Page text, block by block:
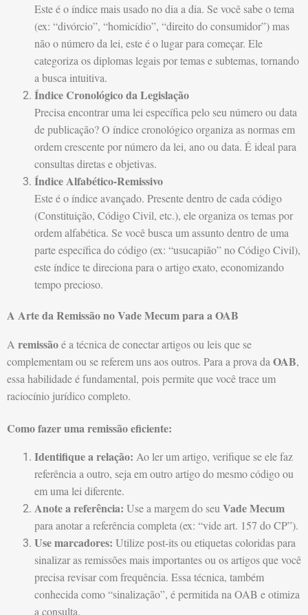
Este é o índice mais usado no dia a dia. Se você sabe o tema
(ex: “divórcio”, “homicídio”, “direito do consumidor”) mas
não o número da lei, este é o lugar para começar. Ele
categoriza os diplomas legais por temas e subtemas, tornando
a busca intuitiva.
Índice Cronológico da Legislação
Precisa encontrar uma lei específica pelo seu número ou data
de publicação? O índice cronológico organiza as normas em
ordem crescente por número da lei, ano ou data. É ideal para
consultas diretas e objetivas.
Índice Alfabético-Remissivo
Este é o índice avançado. Presente dentro de cada código
(Constituição, Código Civil, etc.), ele organiza os temas por
ordem alfabética. Se você busca um assunto dentro de uma
parte específica do código (ex: “usucapião” no Código Civil),
este índice te direciona para o artigo exato, economizando
tempo precioso.
A Arte da Remissão no Vade Mecum para a OAB
A remissãoé a técnica de conectar artigos ou leis que se
complementam ou se referem uns aos outros. Para a prova da OAB,
essa habilidade é fundamental, pois permite que você trace um
raciocínio jurídico completo.
Como fazer uma remissão eficiente:
Identifique a relação: Ao ler um artigo, verifique se ele faz
referência a outro, seja em outro artigo do mesmo código ou
em uma lei diferente.
Anote a referência: Use a margem do seuVade Mecum
para anotar a referência completa (ex: “vide art. 157 do CP”).
Use marcadores: Utilize post-its ou etiquetas coloridas para
sinalizar as remissões mais importantes ou os artigos que você
precisa revisar com frequência. Essa técnica, também
conhecida como “sinalização”, é permitida na OAB e otimiza
a consulta.